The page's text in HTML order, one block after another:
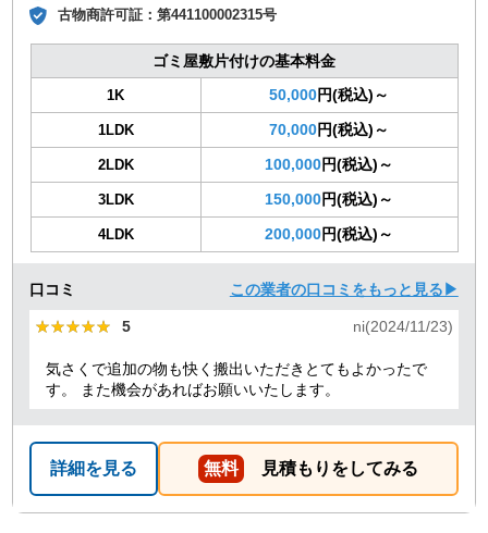
古物商許可証：第441100002315号
ゴミ屋敷片付けの基本料金
1K 50,000円(税込)～
1LDK 70,000円(税込)～
2LDK 100,000円(税込)～
3LDK 150,000円(税込)～
4LDK 200,000円(税込)～
口コミ この業者の口コミをもっと見る▶
★★★★★
★★★★★ 5 ni(2024/11/23)
気さくで追加の物も快く搬出いただきとてもよかったで
す。 また機会があればお願いいたします。
詳細を見る 無料 見積もりをしてみる